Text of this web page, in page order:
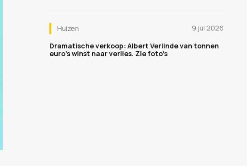
Huizen
9 jul 2026
Dramatische verkoop: Albert Verlinde van tonnen
euro's winst naar verlies. Zie foto's